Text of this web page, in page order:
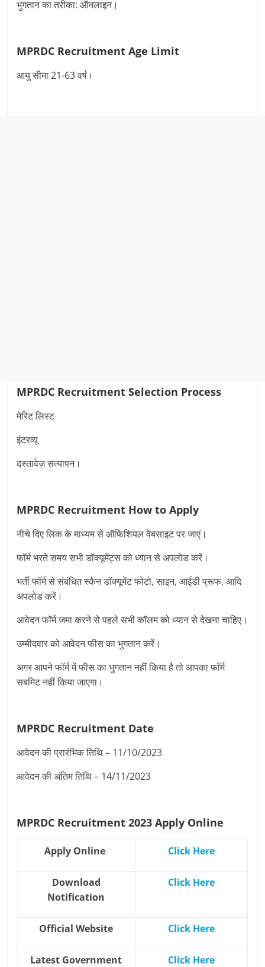
भुगतान का तरीका: ऑनलाइन।
MPRDC Recruitment Age Limit
आयु सीमा 21-63 वर्ष।
MPRDC Recruitment Selection Process
मेरिट लिस्‍ट
इंटरव्यू
दस्तावेज़ सत्यापन।
MPRDC Recruitment How to Apply
नीचे दिए लिंक के माध्यम से ऑफिशियल वेबसाइट पर जाएं।
फॉर्म भरते समय सभी डॉक्यूमेंट्स को ध्यान से अपलोड करें।
भर्ती फॉर्म से संबंधित स्कैन डॉक्यूमेंट फोटो, साइन, आईडी प्रूफ, आदि
अपलोड करें।
आवेदन फॉर्म जमा करने से पहले सभी कॉलम को ध्यान से देखना चाहिए।
उम्मीदवार को आवेदन फीस का भुगतान करें।
अगर आपने फॉर्म में फीस का भुगतान नहीं किया है तो आपका फॉर्म
सबमिट नहीं किया जाएगा।
MPRDC Recruitment Date
आवेदन की प्रारंभिक तिथि – 11/10/2023
आवेदन की अंतिम तिथि – 14/11/2023
MPRDC Recruitment 2023 Apply Online
Apply Online Click Here
Download
Notification
Click Here
Official Website Click Here
Latest Government
Click Here